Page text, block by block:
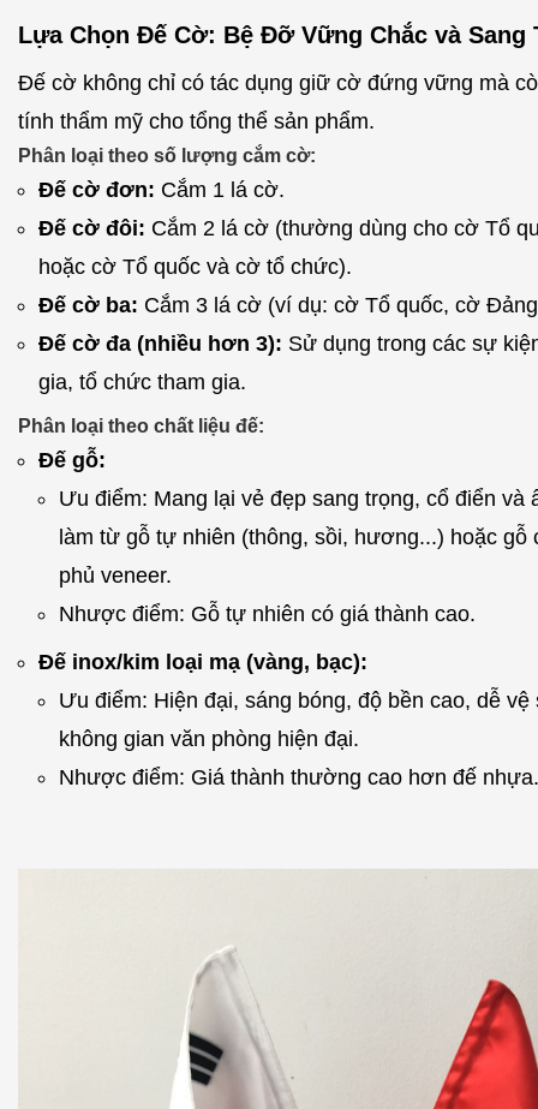
Lựa Chọn Đế Cờ: Bệ Đỡ Vững Chắc và Sang
Đế cờ không chỉ có tác dụng giữ cờ đứng vững mà
tính thẩm mỹ cho tổng thể sản phẩm.
Phân loại theo số lượng cắm cờ:
Đế cờ đơn: Cắm 1 lá cờ.
Đế cờ đôi: Cắm 2 lá cờ (thường dùng cho cờ Tổ
hoặc cờ Tổ quốc và cờ tổ chức).
Đế cờ ba: Cắm 3 lá cờ (ví dụ: cờ Tổ quốc, cờ
Đế cờ đa (nhiều hơn 3): Sử dụng trong các sự
gia, tổ chức tham gia.
Phân loại theo chất liệu đế:
Đế gỗ:
Ưu điểm: Mang lại vẻ đẹp sang trọng, cổ điển và
làm từ gỗ tự nhiên (thông, sồi, hương...) hoặc gỗ
phủ veneer.
Nhược điểm: Gỗ tự nhiên có giá thành cao.
Đế inox/kim loại mạ (vàng, bạc):
Ưu điểm: Hiện đại, sáng bóng, độ bền cao, dễ
không gian văn phòng hiện đại.
Nhược điểm: Giá thành thường cao hơn đế